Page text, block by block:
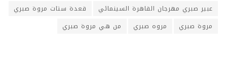
عبير صبري مهرجان القاهرة السينمائي
قعدة ستات مروة صبري
مروة صبري
مروه صبري من هي مروة صبري